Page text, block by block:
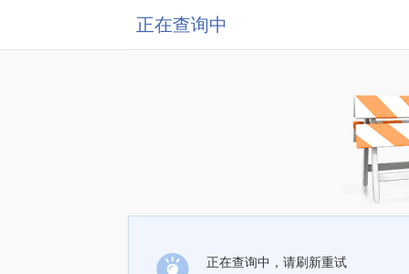
正在查询中
正在查询中，请刷新重试